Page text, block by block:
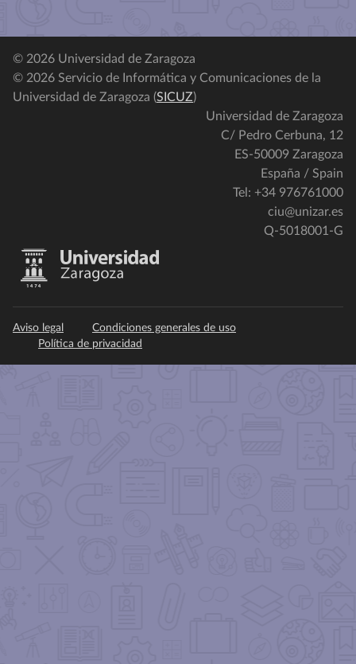
© 2026 Universidad de Zaragoza
© 2026 Servicio de Informática y Comunicaciones de la
Universidad de Zaragoza (SICUZ)
Universidad de Zaragoza
C/ Pedro Cerbuna, 12
ES-50009 Zaragoza
España / Spain
Tel: +34 976761000
ciu@unizar.es
Q-5018001-G
Aviso legal
Condiciones generales de uso
Política de privacidad